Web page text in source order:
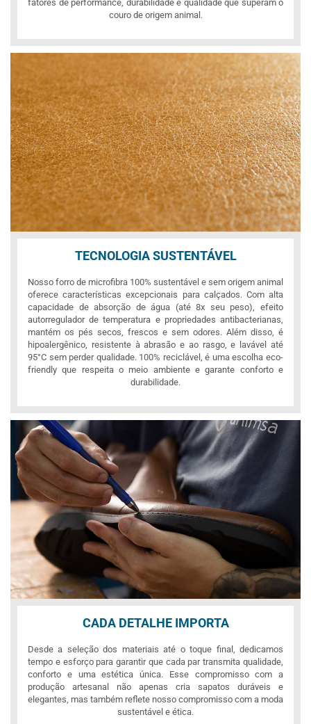
fatores de performance, durabilidade e qualidade que superam o
couro de origem animal.
TECNOLOGIA SUSTENTÁVEL
Nosso forro de microfibra 100% sustentável e sem origem animal
oferece características excepcionais para calçados. Com alta
capacidade de absorção de água (até 8x seu peso), efeito
autorregulador de temperatura e propriedades antibacterianas,
mantém os pés secos, frescos e sem odores. Além disso, é
hipoalergênico, resistente à abrasão e ao rasgo, e lavável até
95°C sem perder qualidade. 100% reciclável, é uma escolha eco-
friendly que respeita o meio ambiente e garante conforto e
durabilidade.
CADA DETALHE IMPORTA
Desde a seleção dos materiais até o toque final, dedicamos
tempo e esforço para garantir que cada par transmita qualidade,
conforto e uma estética única. Esse compromisso com a
produção artesanal não apenas cria sapatos duráveis e
elegantes, mas também reflete nosso compromisso com a moda
sustentável e ética.